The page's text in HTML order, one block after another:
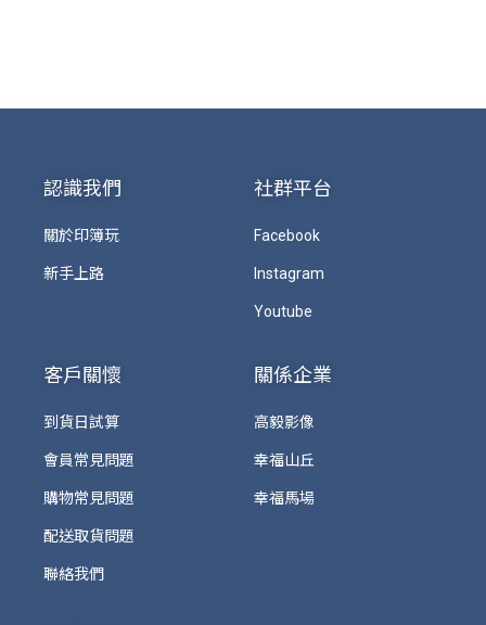
認識我們
關於印簿玩
新手上路
社群平台
Facebook
Instagram
Youtube
客戶關懷
到貨日試算
會員常見問題
購物常見問題
配送取貨問題
聯絡我們
關係企業
高毅影像
幸福山丘
幸福馬場